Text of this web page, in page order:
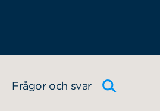
Frågor och svar